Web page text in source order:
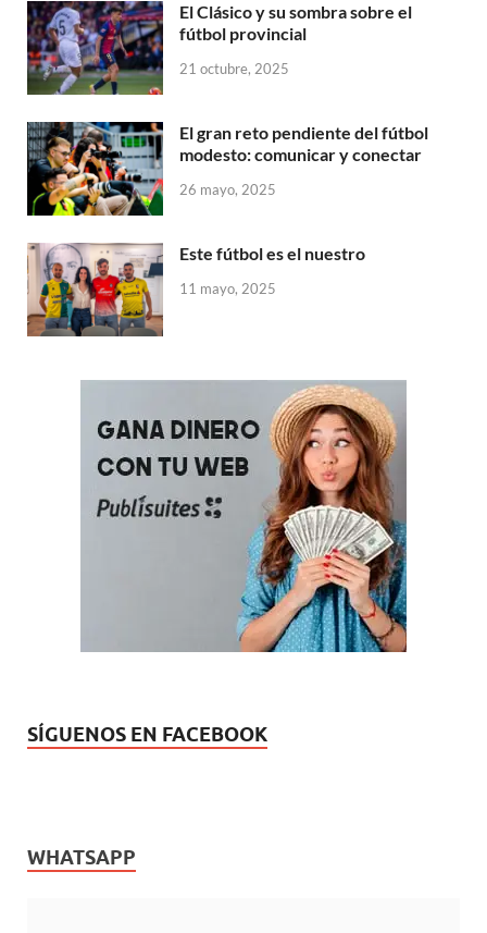
El Clásico y su sombra sobre el
fútbol provincial
21 octubre, 2025
El gran reto pendiente del fútbol
modesto: comunicar y conectar
26 mayo, 2025
Este fútbol es el nuestro
11 mayo, 2025
SÍGUENOS EN FACEBOOK
WHATSAPP